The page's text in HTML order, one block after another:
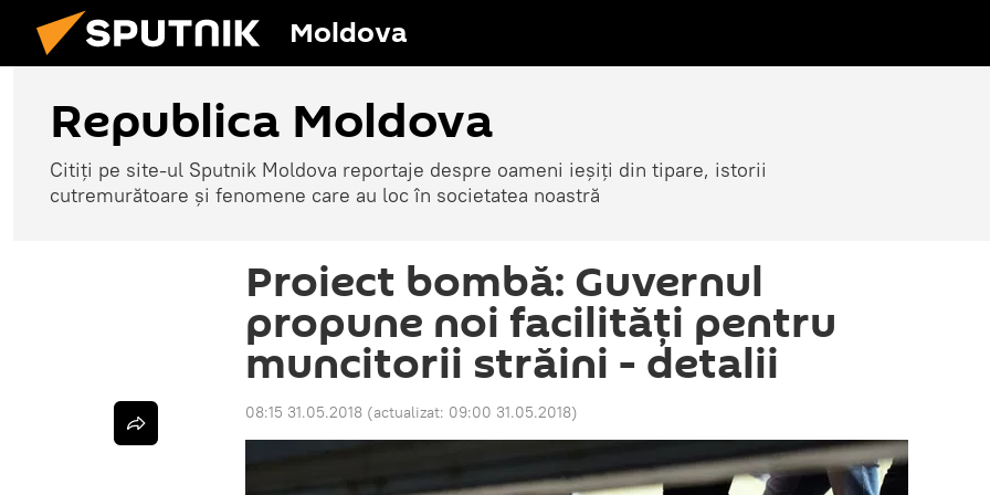
Moldova
Republica Moldova
Citiți pe site-ul Sputnik Moldova reportaje despre oameni ieșiți din tipare, istorii
cutremurătoare și fenomene care au loc în societatea noastră
Proiect bombă: Guvernul
propune noi facilități pentru
muncitorii străini - detalii
08:15 31.05.2018 (actualizat: 09:00 31.05.2018)